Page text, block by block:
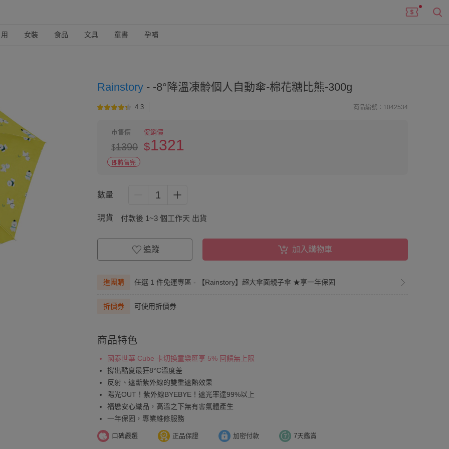
女裝 食品 文具 童書 孕哺
Rainstory - -8°降溫凍齡個人自動傘-棉花糖比熊-300g
4.3 商品編號：1042534
市售價
$1390
促銷價
$1321
即將售完
數量 1
現貨 付款後 1~3 個工作天 出貨
追蹤 加入購物車
進團購 任選 1 件免運專區 - 【Rainstory】超大傘面親子傘 ★享一年保固
折價券 可使用折價券
商品特色
國泰世華 Cube 卡切換童樂匯享 5% 回饋無上限
撐出酷夏最狂8°C溫度差
反射、遮斷紫外線的雙重遮熱效果
陽光OUT！紫外線BYEBYE！遮光率達99%以上
福懋安心織品，高溫之下無有害氣體產生
一年保固，專業維修服務
口碑嚴選 正品保證 加密付款 7天鑑賞